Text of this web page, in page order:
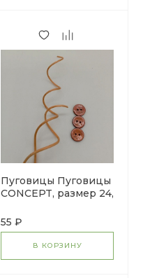
Пуговицы Пуговицы
CONCEPT, размер 24,
пыльная роза
55 ₽
В КОРЗИНУ